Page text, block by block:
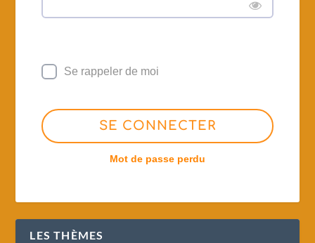
Se rappeler de moi
SE CONNECTER
Mot de passe perdu
LES THÈMES